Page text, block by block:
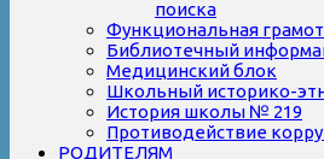
поиска
Функциональная
Библиотечный
Медицинский блок
Школьный историко-
История школы № 219
Противодействие
РОДИТЕЛЯМ